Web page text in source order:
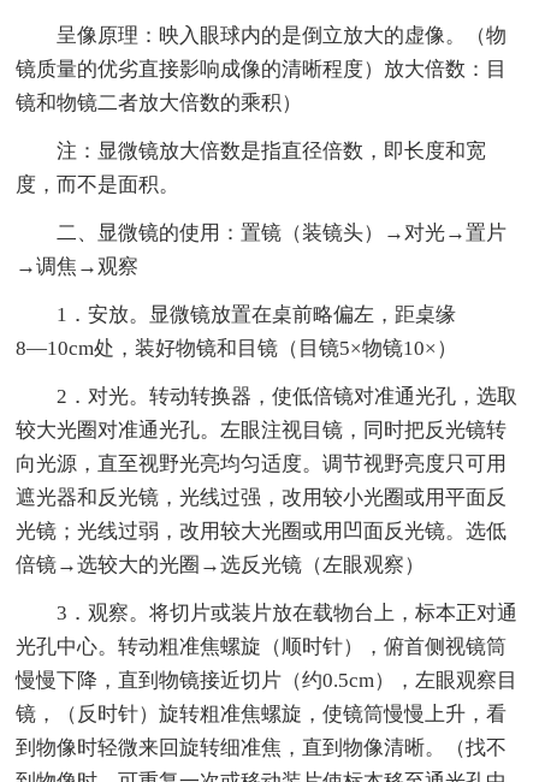
呈像原理：映入眼球内的是倒立放大的虚像。（物
镜质量的优劣直接影响成像的清晰程度）放大倍数：目
镜和物镜二者放大倍数的乘积）
注：显微镜放大倍数是指直径倍数，即长度和宽
度，而不是面积。
二、显微镜的使用：置镜（装镜头）→对光→置片
→调焦→观察
1．安放。显微镜放置在桌前略偏左，距桌缘
8―10cm处，装好物镜和目镜（目镜5×物镜10×）
2．对光。转动转换器，使低倍镜对准通光孔，选取
较大光圈对准通光孔。左眼注视目镜，同时把反光镜转
向光源，直至视野光亮均匀适度。调节视野亮度只可用
遮光器和反光镜，光线过强，改用较小光圈或用平面反
光镜；光线过弱，改用较大光圈或用凹面反光镜。选低
倍镜→选较大的光圈→选反光镜（左眼观察）
3．观察。将切片或装片放在载物台上，标本正对通
光孔中心。转动粗准焦螺旋（顺时针），俯首侧视镜筒
慢慢下降，直到物镜接近切片（约0.5cm），左眼观察目
镜，（反时针）旋转粗准焦螺旋，使镜筒慢慢上升，看
到物像时轻微来回旋转细准焦，直到物像清晰。（找不